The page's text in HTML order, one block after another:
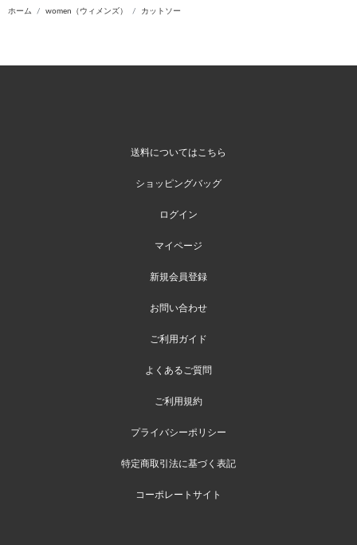
ホーム women（ウィメンズ） カットソー
送料についてはこちら
ショッピングバッグ
ログイン
マイページ
新規会員登録
お問い合わせ
ご利用ガイド
よくあるご質問
ご利用規約
プライバシーポリシー
特定商取引法に基づく表記
コーポレートサイト